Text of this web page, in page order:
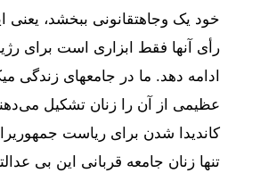
خود یک وجاهتقانونی ببخشد، یعنی
رأی
آنها فقط ابزاری است برای
ادامه دهد. ما در جامعهای زندگی
عظیمی از آن را زنان تشکیل
کاندیدا
شدن برای ریاست جمهوریرا
تنها زنان جامعه قربانی این بی